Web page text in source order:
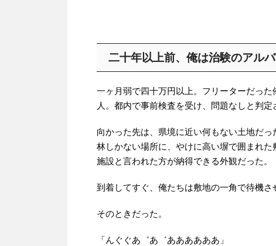
二十年以上前、俺は治験のアルバ
一ヶ月弱で四十万円以上。フリーターだっ
人。都内で事前検査を受け、問題なしと判
向かった先は、県境に近い何もない土地だ
林しかない場所に、やけに高い塀で囲まれ
施設と言われた方が納得できる外観だった。
到着してすぐ、俺たちは敷地の一角で待機さ
そのときだった。
「んぐぐあ゛あ゛ああああああ」